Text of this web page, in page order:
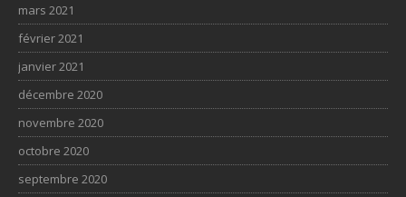
mars 2021
février 2021
janvier 2021
décembre 2020
novembre 2020
octobre 2020
septembre 2020